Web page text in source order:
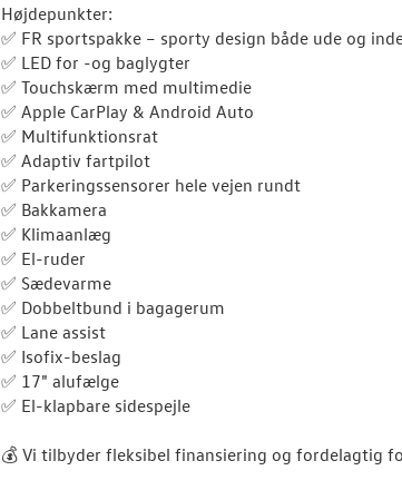
Højdepunkter:
✅ FR sportspakke – sporty design både ude og
✅ LED for -og baglygter
✅ Touchskærm med multimedie
✅ Apple CarPlay & Android Auto
✅ Multifunktionsrat
✅ Adaptiv fartpilot
✅ Parkeringssensorer hele vejen rundt
✅ Bakkamera
✅ Klimaanlæg
✅ El-ruder
✅ Sædevarme
✅ Dobbeltbund i bagagerum
✅ Lane assist
✅ Isofix-beslag
✅ 17" alufælge
✅ El-klapbare sidespejle
💰 Vi tilbyder fleksibel finansiering og fordelagtig